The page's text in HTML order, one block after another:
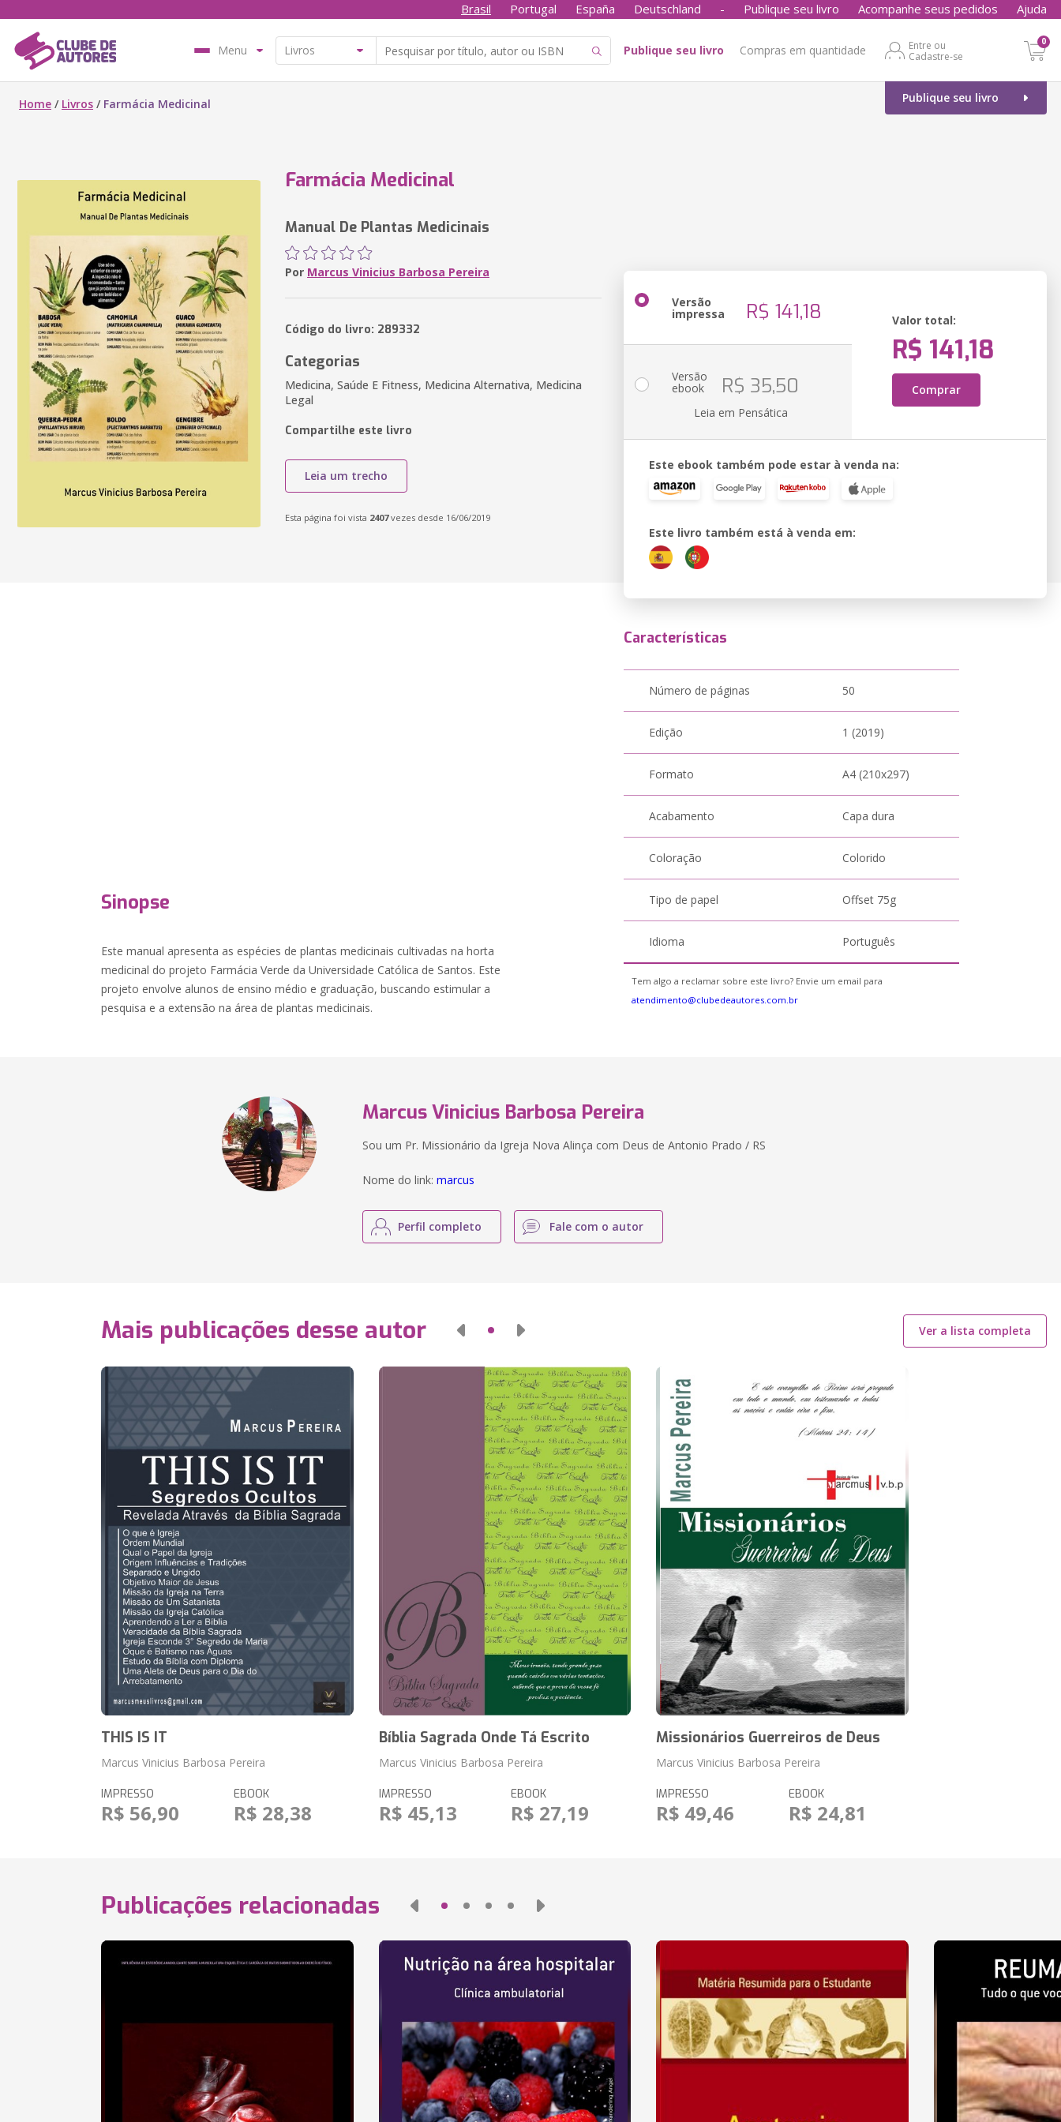
Brasil Portugal España Deutschland - Publique seu livro Acompanhe seus pedidos Ajuda
Menu Publique seu livro Compras em quantidade
Entre ou
Cadastre-se
0
Publique seu livro
Home / Livros / Farmácia Medicinal
Farmácia Medicinal
Manual De Plantas Medicinais
Por Marcus Vinicius Barbosa Pereira
Código do livro: 289332
Categorias
Medicina, Saúde E Fitness, Medicina Alternativa, Medicina
Legal
Compartilhe este livro
Leia um trecho
Esta página foi vista 2407vezes desde 16/06/2019
Versão
impressa R$ 141,18 Valor total:
R$ 141,18
Comprar
Versão
ebook R$ 35,50
Leia em Pensática
Este ebook também pode estar à venda na:
Este livro também está à venda em:
Sinopse
Este manual apresenta as espécies de plantas medicinais cultivadas na horta
medicinal do projeto Farmácia Verde da Universidade Católica de Santos. Este
projeto envolve alunos de ensino médio e graduação, buscando estimular a
pesquisa e a extensão na área de plantas medicinais.
Características
Número de páginas 50
Edição 1 (2019)
Formato A4 (210x297)
Acabamento Capa dura
Coloração Colorido
Tipo de papel Offset 75g
Idioma Português
Tem algo a reclamar sobre este livro? Envie um email para
atendimento@clubedeautores.com.br
Marcus Vinicius Barbosa Pereira
Sou um Pr. Missionário da Igreja Nova Alinça com Deus de Antonio Prado / RS
Nome do link:marcus
Perfil completo Fale com o autor
Mais publicações desse autor Ver a lista completa
THIS IS IT
Marcus Vinicius Barbosa Pereira
IMPRESSO
R$ 56,90
EBOOK
R$ 28,38
Bíblia Sagrada Onde Tá Escrito
Marcus Vinicius Barbosa Pereira
IMPRESSO
R$ 45,13
EBOOK
R$ 27,19
Missionários Guerreiros de Deus
Marcus Vinicius Barbosa Pereira
IMPRESSO
R$ 49,46
EBOOK
R$ 24,81
Publicações relacionadas